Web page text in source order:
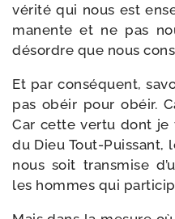
véri­té qui nous est
ma­nente et ne pas
désordre que nous
Et par consé­quent,
pas obéir pour obéir.
Car cette ver­tu dont je
du Dieu Tout-​Puissant,
nous soit trans­mise
les hommes qui